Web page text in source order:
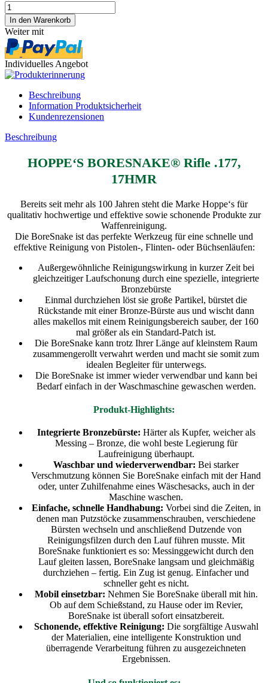
Weiter mit
Individuelles Angebot
Beschreibung
Information Produktsicherheit
Kundenrezensionen
Beschreibung
HOPPE‘S BORESNAKE® Rifle .177,
17HMR
Bereits seit mehr als 100 Jahren steht die Marke Hoppe‘s für
qualitativ hochwertige und effektive sowie schonende Produkte zur
Waffenreinigung.
Die BoreSnake ist das perfekte Werkzeug für eine schnelle und
effektive Reinigung von Pistolen-, Flinten- oder Büchsenläufen:
Außergewöhnliche Reinigungswirkung in kurzer Zeit bei
gleichzeitiger Laufschonung durch eine spezielle, integrierte
Bronzebürste
Einmal durchziehen löst sie große Partikel, bürstet die
Rückstande mit einer Bronze-Bürste aus und wischt dann
alles makellos mit einem Reinigungsbereich sauber, der 160
mal größer als ein Standard-Patch ist.
Die BoreSnake kann trotz Ihrer Länge auf kleinstem Raum
zusammengerollt verwahrt werden und macht sie somit zum
idealen Begleiter für unterwegs.
Die BoreSnake ist immer wieder verwendbar und kann bei
Bedarf einfach in der Waschmaschine gewaschen werden.
Produkt-Highlights:
Integrierte Bronzebürste: Härter als Kupfer, weicher als
Messing – Bronze, die wohl beste Legierung für
Laufreinigung überhaupt.
Waschbar und wiederverwendbar: Bei starker
Verschmutzung können Sie BoreSnake einfach mit der Hand
oder, unter Zuhilfenahme eines Wäschesacks, auch in der
Maschine waschen.
Einfache, schnelle Handhabung: Vorbei sind die Zeiten, in
denen man Putzstöcke zusammenschrauben, verschiedene
Bürsten wechseln und anschließend Dutzende von
Reinigungsfilzen durch den Lauf führen musste. Mit
BoreSnake funktioniert es so: Messinggewicht durch den
Lauf gleiten lassen, BoreSnake langsam und gleichmäßig
durchziehen – fertig. Ein Zug ist genug. Einfacher und
schneller geht es nicht.
Mobil einsetzbar: Nehmen Sie BoreSnake überall mit hin.
Ob auf dem Schießstand, zu Hause oder im Revier,
BoreSnake ist überall sofort einsatzbereit.
Schonende, effektive Reinigung: Die sorgfältige Auswahl
der Materialien, eine intelligente Konstruktion und
überragende Verarbeitung führen zu ausgezeichneten
Ergebnissen.